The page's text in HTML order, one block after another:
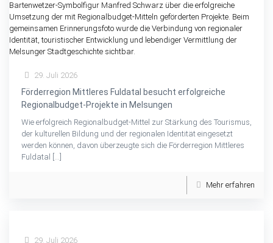
29. Juli 2026
Förderregion Mittleres Fuldatal besucht erfolgreiche
Regionalbudget-Projekte in Melsungen
Wie erfolgreich Regionalbudget-Mittel zur Stärkung des Tourismus,
der kulturellen Bildung und der regionalen Identität eingesetzt
werden können, davon überzeugte sich die Förderregion Mittleres
Fuldatal
[…]
Mehr erfahren
29. Juli 2026